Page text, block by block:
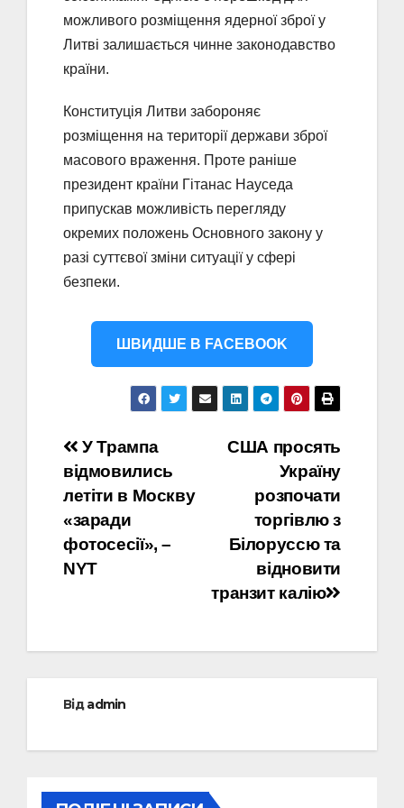
можливого розміщення ядерної зброї у
Литві залишається чинне законодавство
країни.
Конституція Литви забороняє
розміщення на території держави зброї
масового враження. Проте раніше
президент країни Гітанас Науседа
припускав можливість перегляду
окремих положень Основного закону у
разі суттєвої зміни ситуації у сфері
безпеки.
ШВИДШЕ В FACEBOOK
Навігація
записів
США просять
Україну
розпочати
торгівлю з
Білоруссю та
відновити
транзит калію
У Трампа
відмовились
летіти в Москву
«заради
фотосесії», –
NYT
Відadmin